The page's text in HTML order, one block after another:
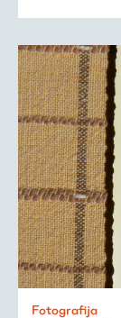
Fotografija